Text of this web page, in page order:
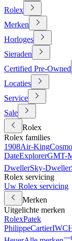
Rolex
Merken
Horloges
Sieraden
Certified Pre-Owned
Locaties
Service
Sale
Rolex
Rolex families
1908Air-King
DateExplorerGMT-
DwellerSky-Dweller
Rolex servicing
Uw Rolex servicing
Merken
Uitgelichte merken
RolexPatek
PhilippeCartierIWC